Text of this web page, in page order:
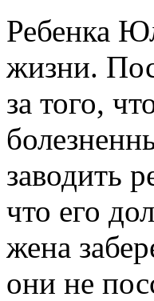
Ребенка
жизни.
за того,
заводить
что его
жена
они не